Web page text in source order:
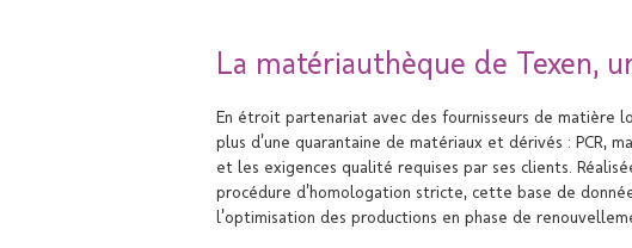
La matériauthèque de Texen,
En étroit partenariat avec des fournisseurs de matière
plus d’une quarantaine de matériaux et dérivés : PCR,
et les exigences qualité requises par ses clients.
procédure d’homologation stricte, cette base de
l’optimisation des productions en phase de